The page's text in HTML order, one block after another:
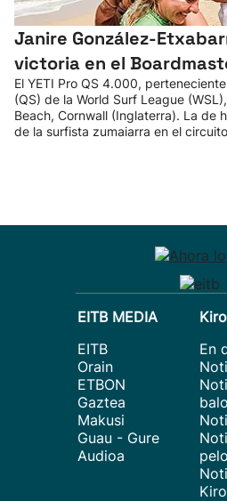
Janire González-
victoria en el
El YETI Pro QS 4.000,
(QS) de la World Surf League
Beach, Cornwall (Inglaterra). La de
de la surfista zumaiarra en el
EITB MEDIA
EITB
Orain
ETBON
Gaztea
Makusi
Guau - Gure
Audioa
En